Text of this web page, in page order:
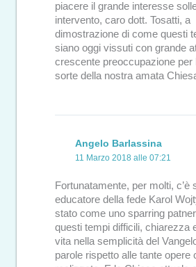
piacere il grande interesse
intervento, caro dott. Tosatti, a
dimostrazione di come questi
siano oggi vissuti con grande
crescente preoccupazione per
sorte della nostra amata
Angelo Barlassina
11 Marzo 2018 alle 07:21
Fortunatamente, per molti, c’è
educatore della fede Karol
stato come uno sparring
questi tempi difficili, chiarezza
vita nella semplicità del
parole rispetto alle tante opere